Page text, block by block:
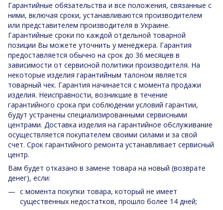
Гарантийные обязательства и все положения, связанные с
ними, включая сроки, устанавливаются производителем
или представителем производителя в Украине.
Гарантийные сроки по каждой отдельной товарной
позиции Вы можете уточнить у менеджера. Гарантия
предоставляется обычно на срок до 36 месяцев в
зависимости от сервисной политики производителя. На
некоторые изделия гарантийным талоном является
товарный чек. Гарантия начинается с момента продажи
изделия. Неисправности, возникшие в течение
гарантийного срока при соблюдении условий гарантии,
будут устранены специализированными сервисными
центрами. Доставка изделия на гарантийное обслуживание
осуществляется покупателем своими силами и за свой
счет. Срок гарантийного ремонта устанавливает сервисный
центр.
Вам будет отказано в замене товара на новый (возврате
денег), если:
с момента покупки товара, который не имеет
существенных недостатков, прошло более 14 дней;